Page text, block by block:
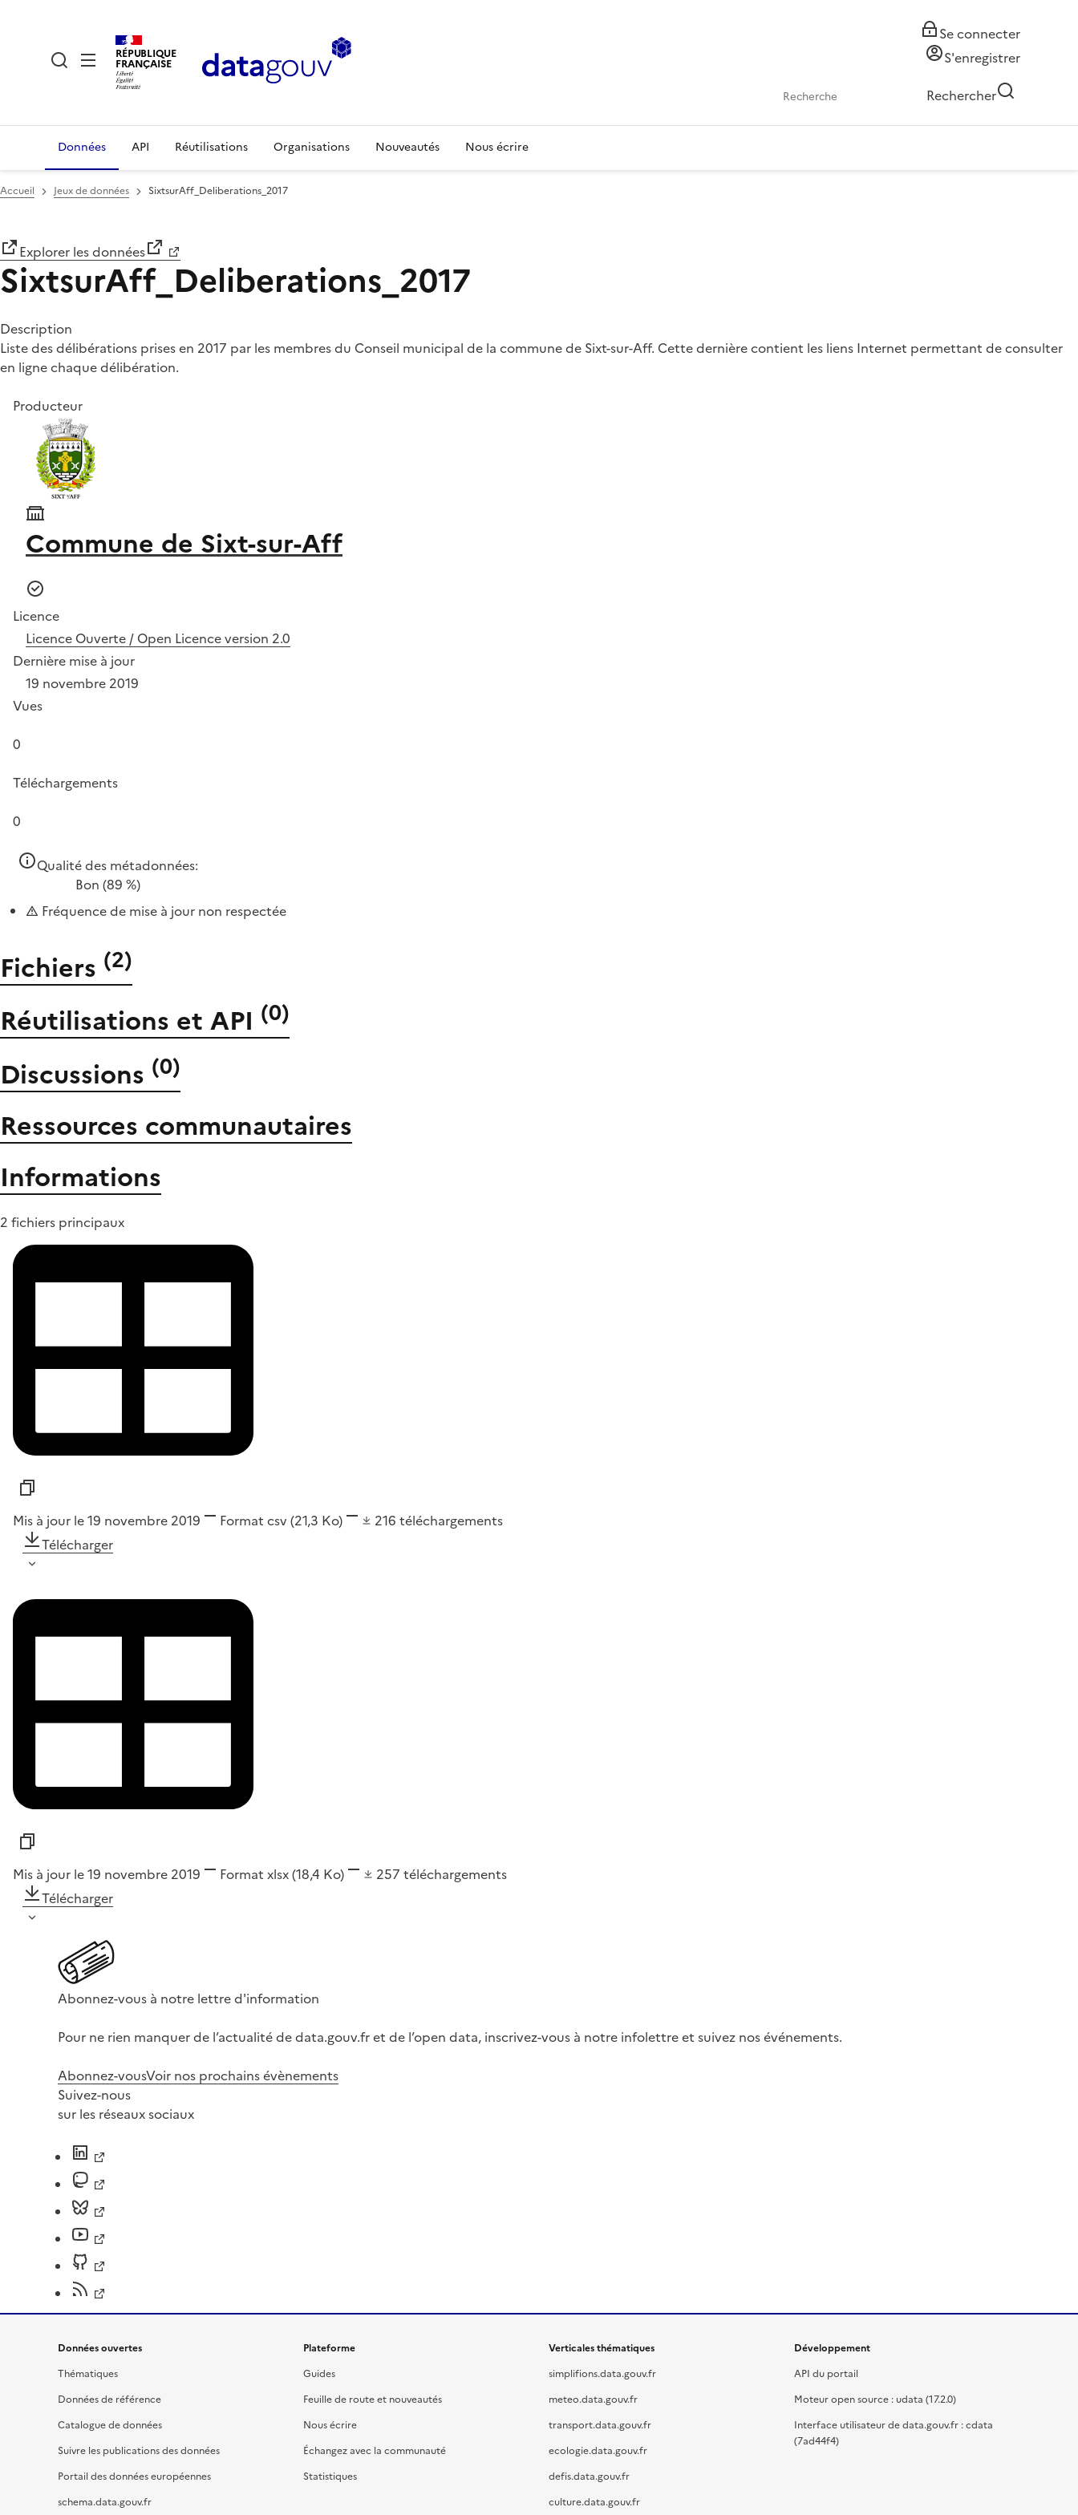
RÉPUBLIQUE
FRANÇAISE
Se connecter
S'enregistrer
Rechercher
Données API Réutilisations Organisations Nouveautés Nous écrire
Accueil Jeux de données SixtsurAff_Deliberations_2017
Explorer les données
SixtsurAff_Deliberations_2017
Description
Liste des délibérations prises en 2017 par les membres du Conseil municipal de la commune de Sixt-sur-Aff. Cette dernière contient les liens Internet permettant de consulter
en ligne chaque délibération.
Producteur
Commune de Sixt-sur-Aff
Licence
Licence Ouverte / Open Licence version 2.0
Dernière mise à jour
19 novembre 2019
Vues
0
Téléchargements
0
Qualité des métadonnées:
Bon (89 %)
Fréquence de mise à jour non respectée
Fichiers (2)
Réutilisations et API (0)
Discussions (0)
Ressources communautaires
Informations
2 fichiers principaux
Mis à jour le 19 novembre 2019 Format csv(21,3 Ko) 216 téléchargements
Télécharger
Mis à jour le 19 novembre 2019 Format xlsx(18,4 Ko) 257 téléchargements
Télécharger
Abonnez-vous à notre lettre d'information
Pour ne rien manquer de l’actualité de data.gouv.fr et de l’open data, inscrivez-vous à notre infolettre et suivez nos événements.
Abonnez-vousVoir nos prochains évènements
Suivez-nous
sur les réseaux sociaux
Données ouvertes
Thématiques
Données de référence
Catalogue de données
Suivre les publications des données
Portail des données européennes
schema.data.gouv.fr
Plateforme
Guides
Feuille de route et nouveautés
Nous écrire
Échangez avec la communauté
Statistiques
Verticales thématiques
simplifions.data.gouv.fr
meteo.data.gouv.fr
transport.data.gouv.fr
ecologie.data.gouv.fr
defis.data.gouv.fr
culture.data.gouv.fr
Développement
API du portail
Moteur open source : udata (17.2.0)
Interface utilisateur de data.gouv.fr : cdata
(7ad44f4)